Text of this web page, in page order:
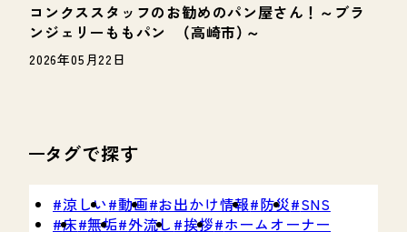
コンクススタッフのお勧めのパン屋さん！～ブラ
ンジェリーももパン （高崎市）～
2026年05月22日
タグで探す
涼しい 動画 お出かけ情報 防災 SNS
床 無垢 外流し 挨拶 ホームオーナー